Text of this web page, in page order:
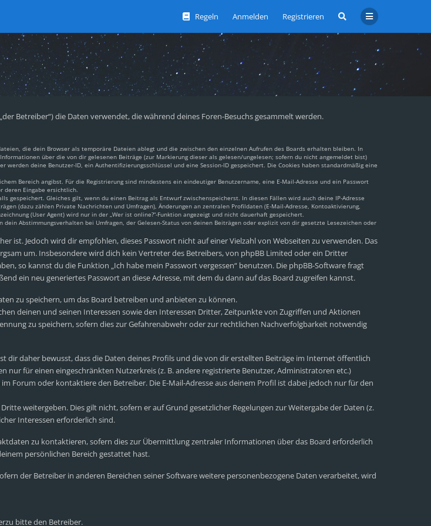
Regeln Anmelden Registrieren
Betreiber“) die Daten verwendet, die während deines Foren-Besuchs gesammelt werden.
die dein Browser als temporäre Dateien ablegt und die zwischen den einzelnen Aufrufen des Boards erhalten bleiben. In
über die von dir gelesenen Beiträge (zur Markierung dieser als gelesen/ungelesen; sofern du nicht angemeldet bist)
deine Benutzer-ID, ein Authentifizierungsschlüssel und eine Session-ID gespeichert. Die Cookies haben standardmäßig eine
Bereich angibst. Für die Registrierung sind mindestens ein eindeutiger Benutzername, eine E-Mail-Adresse und ein Passwort
deren Eingabe ersichtlich.
Gleiches gilt, wenn du einen Beitrag als Entwurf zwischenspeicherst. In diesen Fällen wird auch deine IP-Adresse
(dazu zählen Private Nachrichten und Umfragen), Änderungen an zentralen Profildaten (E-Mail-Adresse, Kontoaktivierung,
(User Agent) wird nur in der „Wer ist online?“-Funktion angezeigt und nicht dauerhaft gespeichert.
Abstimmungsverhalten bei Umfragen, der Gelesen-Status von deinen Beiträgen oder explizit von dir gesetzte Lesezeichen oder
ist. Jedoch wird dir empfohlen, dieses Passwort nicht auf einer Vielzahl von Webseiten zu verwenden. Das
um. Insbesondere wird dich kein Vertreter des Betreibers, von phpBB Limited oder ein Dritter
so kannst du die Funktion „Ich habe mein Passwort vergessen“ benutzen. Die phpBB-Software fragt
ein neu generiertes Passwort an diese Adresse, mit dem du dann auf das Board zugreifen kannst.
zu speichern, um das Board betreiben und anbieten zu können.
deinen und seinen Interessen sowie den Interessen Dritter, Zeitpunkte von Zugriffen und Aktionen
zu speichern, sofern dies zur Gefahrenabwehr oder zur rechtlichen Nachverfolgbarkeit notwendig
dir daher bewusst, dass die Daten deines Profils und die von dir erstellten Beiträge im Internet öffentlich
nur für einen eingeschränkten Nutzerkreis (z. B. andere registrierte Benutzer, Administratoren etc.)
Forum oder kontaktiere den Betreiber. Die E-Mail-Adresse aus deinem Profil ist dabei jedoch nur für den
weitergeben. Dies gilt nicht, sofern er auf Grund gesetzlicher Regelungen zur Weitergabe der Daten (z.
Interessen erforderlich sind.
zu kontaktieren, sofern dies zur Übermittlung zentraler Informationen über das Board erforderlich
persönlichen Bereich gestattet hast.
der Betreiber in anderen Bereichen seiner Software weitere personenbezogene Daten verarbeitet, wird
bitte den Betreiber.